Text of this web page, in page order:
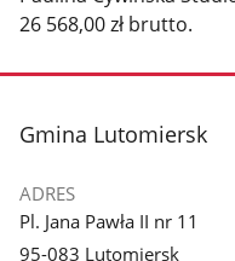
26 568,00 zł brutto.
stopka
Gmina Lutomiersk
ADRES
Pl. Jana Pawła II nr 11
95-083 Lutomiersk